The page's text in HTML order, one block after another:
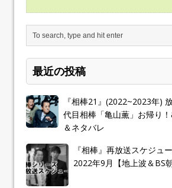
最近の投稿
『相棒21』(2022~2023年)
代目相棒「亀山薫」お帰り
＆ネタバレ
『相棒』再放送スケジュ
2022年9月【地上波＆BS朝